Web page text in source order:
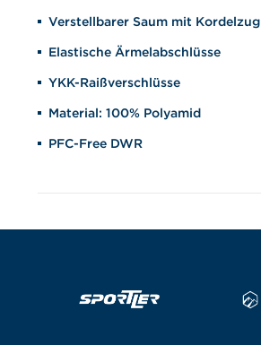
Verstellbarer Saum mit Kordelzug
Elastische Ärmelabschlüsse
YKK-Raißverschlüsse
Material: 100% Polyamid
PFC-Free DWR